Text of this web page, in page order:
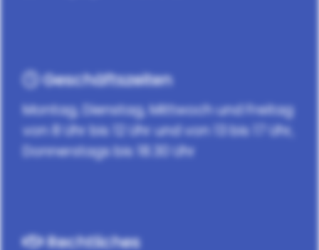
Geschäftszeiten
Montag, Dienstag, Mittwoch und Freitag
von 8 Uhr bis 12 Uhr und von 13 bis 17 Uhr,
Donnerstags bis 18.30 Uhr
Rechtliches